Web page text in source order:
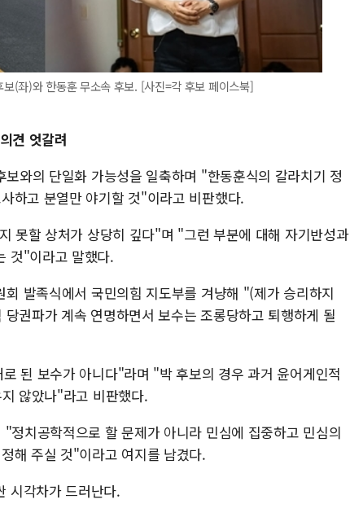
(좌)와 한동훈 무소속 후보. [사진=각 후보 페이스북]
견 엇갈려
와의 단일화 가능성을 일축하며 "한동훈식의 갈라치기 정
하고 분열만 야기할 것"이라고 비판했다.
못할 상처가 상당히 깊다"며 "그런 부분에 대해 자기반성과
것"이라고 말했다.
발족식에서 국민의힘 지도부를 겨냥해 "(제가 승리하지
권파가 계속 연명하면서 보수는 조롱당하고 퇴행하게 될
된 보수가 아니다"라며 "박 후보의 경우 과거 윤어게인적
않았나"라고 비판했다.
정치공학적으로 할 문제가 아니라 민심에 집중하고 민심의
해 주실 것"이라고 여지를 남겼다.
시각차가 드러난다.